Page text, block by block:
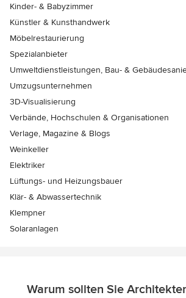
Kinder- & Babyzimmer
Künstler & Kunsthandwerk
Möbelrestaurierung
Spezialanbieter
Umweltdienstleistungen, Bau- &
Umzugsunternehmen
3D-Visualisierung
Verbände, Hochschulen & Organisationen
Verlage, Magazine & Blogs
Weinkeller
Elektriker
Lüftungs- und Heizungsbauer
Klär- & Abwassertechnik
Klempner
Solaranlagen
Warum sollten Sie